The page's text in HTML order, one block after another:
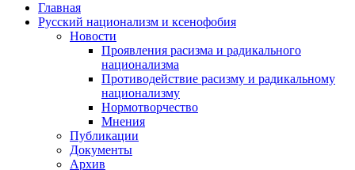
Главная
Русский национализм и ксенофобия
Новости
Проявления расизма и радикального
национализма
Противодействие расизму и радикальному
национализму
Нормотворчество
Мнения
Публикации
Документы
Архив